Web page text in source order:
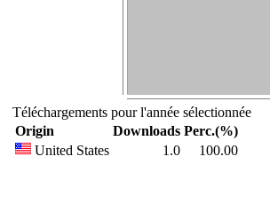
Téléchargements pour l'année sélectionnée
Origin
Downloads Perc.(%)
United States
1.0 100.00